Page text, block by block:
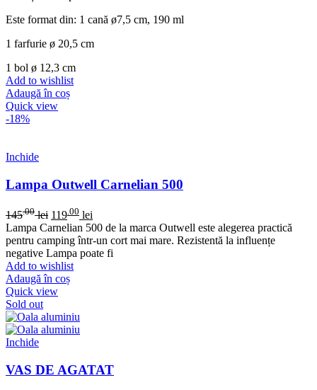
Este format din: 1 cană ø7,5 cm, 190 ml
1 farfurie ø 20,5 cm
1 bol ø 12,3 cm
Add to wishlist
Adaugă în coș
Quick view
-18%
Inchide
Lampa Outwell Carnelian 500
145.00 lei 119 .00 lei
Lampa Carnelian 500 de la marca Outwell este alegerea practică
pentru camping într-un cort mai mare. Rezistentă la influențe
negative Lampa poate fi
Add to wishlist
Adaugă în coș
Quick view
Sold out
Inchide
VAS DE AGATAT